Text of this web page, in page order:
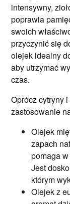
intensywny,
poprawia
swoich
przyczynić się
olejek idealny
aby utrzymać
czas.
Oprócz cytryny
zastosowanie
Olejek
zapach
pomaga
Jest
którym
Olejek z